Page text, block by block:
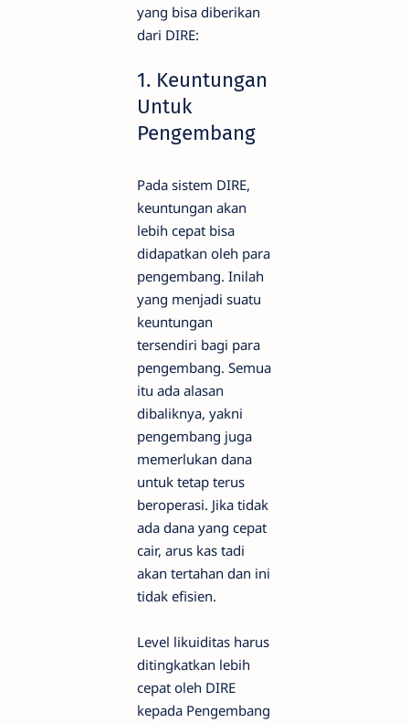
yang bisa diberikan
dari DIRE:
1. Keuntungan
Untuk
Pengembang
Pada sistem DIRE,
keuntungan akan
lebih cepat bisa
didapatkan oleh para
pengembang. Inilah
yang menjadi suatu
keuntungan
tersendiri bagi para
pengembang. Semua
itu ada alasan
dibaliknya, yakni
pengembang juga
memerlukan dana
untuk tetap terus
beroperasi. Jika tidak
ada dana yang cepat
cair, arus kas tadi
akan tertahan dan ini
tidak efisien.
Level likuiditas harus
ditingkatkan lebih
cepat oleh DIRE
kepada Pengembang